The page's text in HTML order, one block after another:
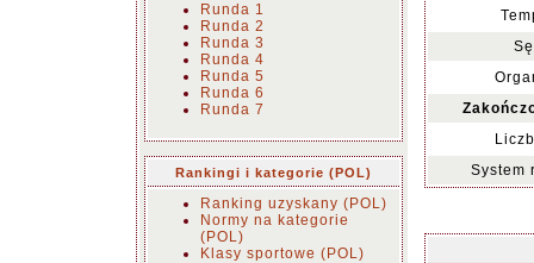
Runda 1
Runda 2
Runda 3
Runda 4
Runda 5
Runda 6
Runda 7
Rankingi i kategorie (POL)
Ranking uzyskany (POL)
Normy na kategorie
(POL)
Klasy sportowe (POL)
System